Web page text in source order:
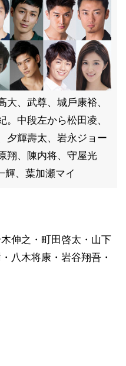
、武尊、城戶康裕、
中段左から松田凌、
夕輝壽太、岩永ジョー
翔、陳内将、守屋光
輝、葉加瀬マイ
伸之・町田啓太・山下
八木将康・岩谷翔吾・